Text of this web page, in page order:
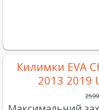
Килимки EVA
2013 2019